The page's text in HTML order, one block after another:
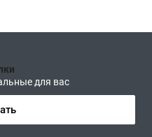
для вас